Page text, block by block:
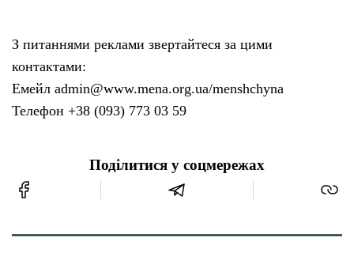
З питаннями реклами звертайтеся за цими
контактами:
Емейл admin@www.mena.org.ua/menshchyna
Телефон +38 (093) 773 03 59
Поділитися у соцмережах